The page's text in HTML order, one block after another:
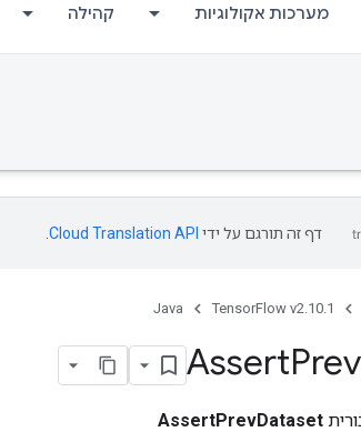
מערכות אקולוגיות קהילה
דף זה תורגם על ידי Cloud Translation API
TensorFlow v2.10.1
Java
AssertPrev
AssertPrevDataset